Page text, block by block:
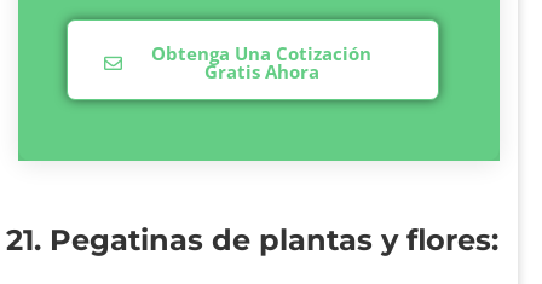
Obtenga Una Cotización
Gratis Ahora
21. Pegatinas de plantas y flores: